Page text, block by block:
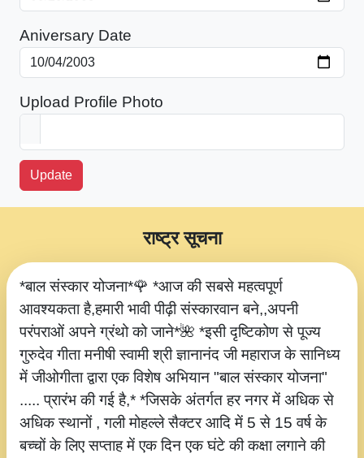
Aniversary Date
Upload Profile Photo
Update
*बाल संस्कार योजना*🌹 *आज की सबसे महत्वपूर्ण
आवश्यकता है,हमारी भावी पीढ़ी संस्कारवान बने,,अपनी
परंपराओं अपने ग्रंथो को जाने*🌺 *इसी दृष्टिकोण से पूज्य
गुरुदेव गीता मनीषी स्वामी श्री ज्ञानानंद जी महाराज के सानिध्य
में जीओगीता द्वारा एक विशेष अभियान "बाल संस्कार योजना"
..... प्रारंभ की गई है,* *जिसके अंतर्गत हर नगर में अधिक से
अधिक स्थानों , गली मोहल्ले सैक्टर आदि में 5 से 15 वर्ष के
बच्चों के लिए सप्ताह में एक दिन एक घंटे की कक्षा लगाने की
राष्ट्र सूचना